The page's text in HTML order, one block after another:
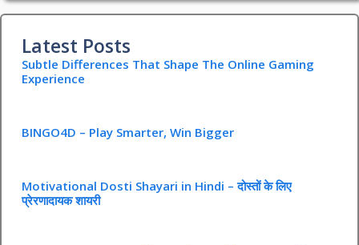
Latest Posts
Subtle Differences That Shape The Online Gaming
Experience
BINGO4D – Play Smarter, Win Bigger
Motivational Dosti Shayari in Hindi – दोस्तों के लिए
प्रेरणादायक शायरी